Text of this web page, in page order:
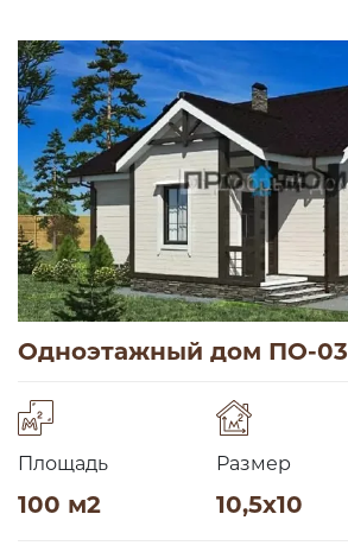
Одноэтажный дом ПО-03
Площадь
100 м2
Размер
10,5х10